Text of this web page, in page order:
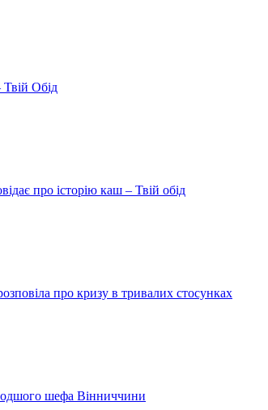
Твій Обід
про історію каш – Твій обід
про кризу в тривалих стосунках
шефа Вінниччини